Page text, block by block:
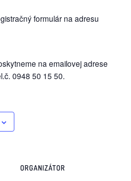
formulár na adresu
na emailovej adrese
0948 50 15 50.
ORGANIZÁTOR